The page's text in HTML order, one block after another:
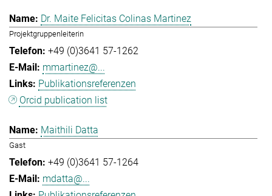
Dr. Maite Felicitas Colinas Martinez
Projektgruppenleiterin
+49 (0)3641 57-1262
mmartinez@...
Publikationsreferenzen
Orcid publication list
Maithili Datta
Gast
+49 (0)3641 57-1264
mdatta@...